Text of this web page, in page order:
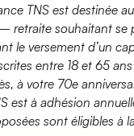
TNS est destinée
retraite souhaitant se
le versement d’un
entre 18 et 65
à votre 70e
est à adhésion
sont éligibles à